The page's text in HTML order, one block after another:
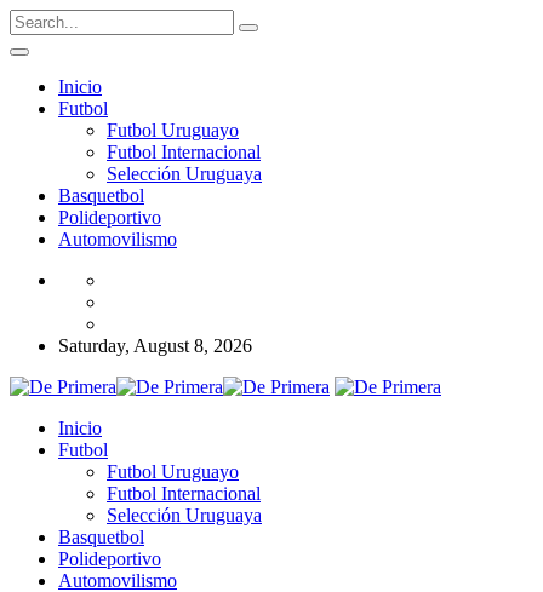
Inicio
Futbol
Futbol Uruguayo
Futbol Internacional
Selección Uruguaya
Basquetbol
Polideportivo
Automovilismo
Saturday, August 8, 2026
Inicio
Futbol
Futbol Uruguayo
Futbol Internacional
Selección Uruguaya
Basquetbol
Polideportivo
Automovilismo